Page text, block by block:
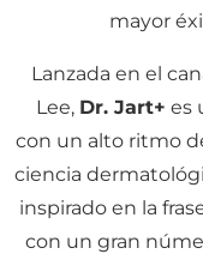
mayor
Lanzada en el
Lee, Dr. Jart+ es
con un alto ritmo
ciencia
inspirado en la
con un gran